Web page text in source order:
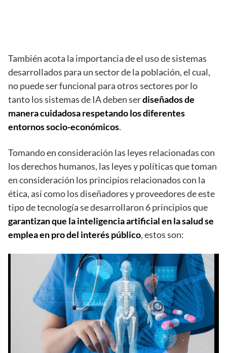
También acota la importancia de el uso de sistemas
desarrollados para un sector de la población, el cual,
no puede ser funcional para otros sectores por lo
tanto los sistemas de IA deben serdiseñados de
manera cuidadosa respetando los diferentes
entornos socio-económicos.
Tomando en consideración las leyes relacionadas con
los derechos humanos, las leyes y políticas que toman
en consideración los principios relacionados con la
ética, así como los diseñadores y proveedores de este
tipo de tecnología se desarrollaron 6 principios que
garantizan que la inteligencia artificial en la salud se
emplea en pro del interés público, estos son: